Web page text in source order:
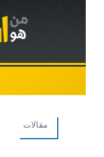
مقالات